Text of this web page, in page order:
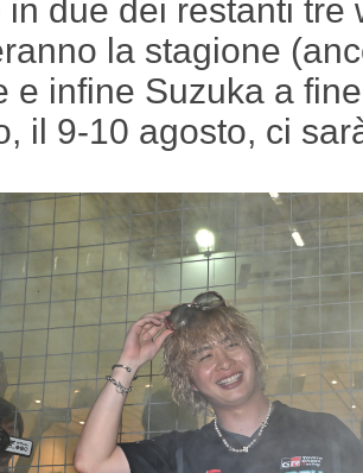
in due dei restanti tre
la stagione
e infine Suzuka a
il 9-10 agosto, ci